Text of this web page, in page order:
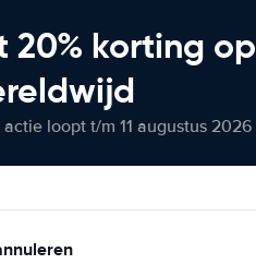
20% korting
actie loopt t/m 11 augustus